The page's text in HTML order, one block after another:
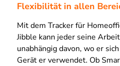
Flexibilität in allen
Mit dem Tracker für
Jibble kann jeder seine
unabhängig davon, wo er
Gerät er verwendet. Ob